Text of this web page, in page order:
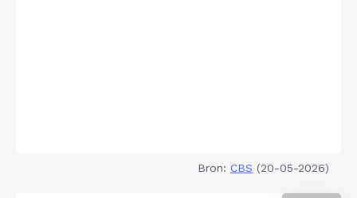
Bron: CBS (20-05-2026)